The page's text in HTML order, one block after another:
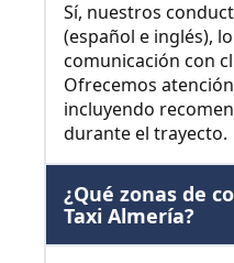
Sí, nuestros
(español e inglés),
comunicación con
Ofrecemos
incluyendo
durante el trayecto.
¿Qué zonas de
Taxi Almería?